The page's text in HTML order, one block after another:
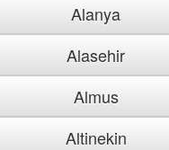
Alanya
Alasehir
Almus
Altinekin